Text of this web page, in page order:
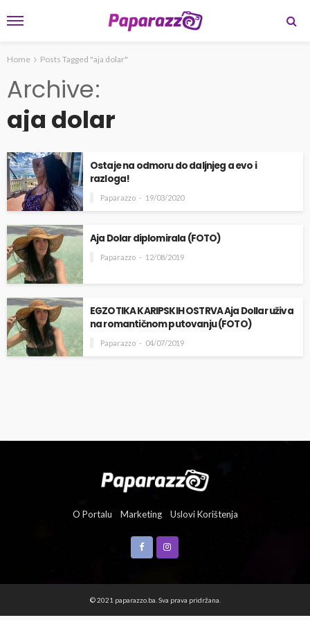
Home Posts Tagged "aja dolar"
Archive
aja dolar
Ostaje na odmoru do daljnjeg a evo i
razloga!
Paparazzo 19/03/2020
Aja Dolar diplomirala (FOTO)
Paparazzo 12/08/2019
EGZOTIKA KARIPSKIH OSTRVA Aja Dollar uživa
na romantičnom putovanju (FOTO)
Paparazzo 04/07/2019
O Portalu Marketing Uslovi Korištenja
© 2021 paparazzo.ba. Sva prava pridržana.